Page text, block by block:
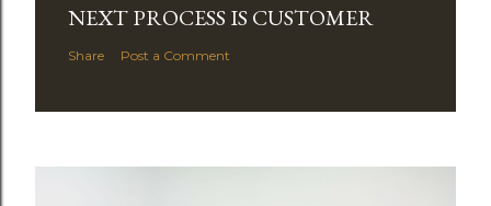
NEXT PROCESS IS CUSTOMER
Share Post a Comment